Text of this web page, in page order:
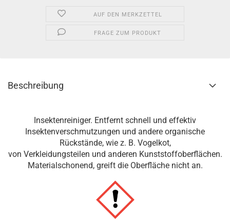
AUF DEN MERKZETTEL
FRAGE ZUM PRODUKT
Beschreibung
Insektenreiniger. Entfernt schnell und effektiv
Insektenverschmutzungen und andere organische
Rückstände, wie z. B. Vogelkot,
von Verkleidungsteilen und anderen Kunststoffoberflächen.
Materialschonend, greift die Oberfläche nicht an.